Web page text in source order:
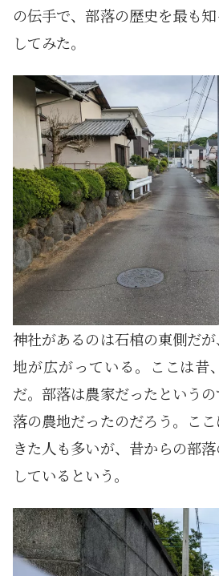
の伝手で、部落の歴史を最も
してみた。
神社があるのは石棺の東側だ
地が広がっている。ここは昔
だ。部落は農家だったという
落の農地だったのだろう。こ
きた人も多いが、昔からの部
しているという。